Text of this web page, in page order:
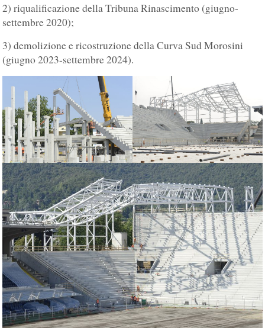
2) riqualificazione della Tribuna Rinascimento (giugno-
settembre 2020);
3) demolizione e ricostruzione della Curva Sud Morosini
(giugno 2023-settembre 2024).